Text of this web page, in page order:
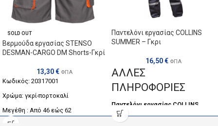
SOLD OUT
Βερμούδα εργασίας STENSO
DESMAN-CARGO DM Shorts-Γκρί
13,30€ ΦΠΑ
Κωδικός: 20317001
Χρώμα: γκρί-πορτοκαλί
Μεγέθη : Από 46 εώς 62
Παντελόνι εργασίας COLLINS
SUMMER – Γκρι
16,50€ ΦΠΑ
ΑΛΛΕΣ
ΠΛΗΡΟΦΟΡΙΕΣ
Παντελόνι εργασίας COLLINS
SUMMER με ανακλαστικές
ραμμένες ταινίες χαμηλά στα